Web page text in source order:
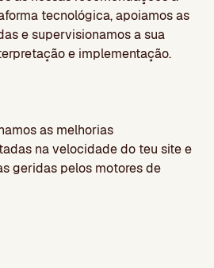
tecnológica, apoiamos as
e supervisionamos a sua
e implementação.
as melhorias
na velocidade do teu site e
geridas pelos motores de